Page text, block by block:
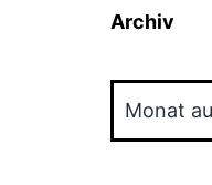
Archiv